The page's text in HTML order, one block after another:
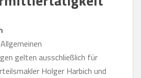
gelten ausschließlich für
Holger Harbich und